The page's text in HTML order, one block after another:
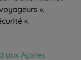
»,
».
aux Açores